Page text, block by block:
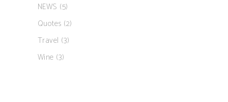
NEWS (5)
Quotes (2)
Travel (3)
Wine (3)